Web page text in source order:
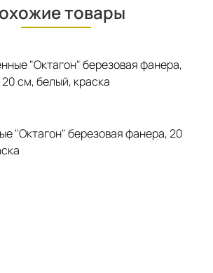
товары
"Октагон" березовая фанера, 20